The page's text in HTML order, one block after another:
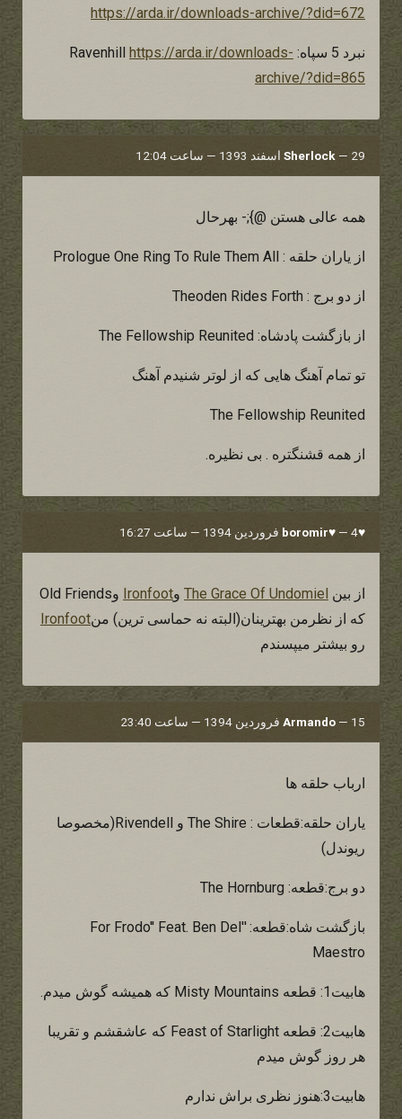
https://arda.ir/downloads-archive/?did=672
نبرد 5 سپاه: Ravenhill
https://arda.ir/downloads-
archive/?did=865
Sherlock — 29 اسفند 1393 — ساعت 12:04
همه عالی هستن @};- بهرحال
از یاران حلقه : Prologue One Ring To Rule Them All
از دو برج : Theoden Rides Forth
از بازگشت پادشاه: The Fellowship Reunited
تو تمام آهنگ هایی که از لوتر شنیدم آهنگ
The Fellowship Reunited
از همه قشنگتره . بی نظیره.
♥boromir♥
— 4 فروردین 1394 — ساعت 16:27
از بین The Grace Of Undomiel وIronfoot
وOld Friends
که از نظرمن بهترینان(البته نه حماسی ترین) منIronfoot
رو بیشتر میپسندم
Armando — 15 فروردین 1394 — ساعت 23:40
ارباب حلقه ها
یاران حلقه:قطعات : The Shire و Rivendell(مخصوصا
ریوندل)
دو برج:قطعه: The Hornburg
بازگشت شاه:قطعه: ''For Frodo'' Feat. Ben Del
Maestro
هابیت1: قطعه Misty Mountains که همیشه گوش میدم.
هابیت2: قطعه Feast of Starlight که عاشقشم و تقریبا
هر روز گوش میدم
هابیت3:هنوز نظری براش ندارم